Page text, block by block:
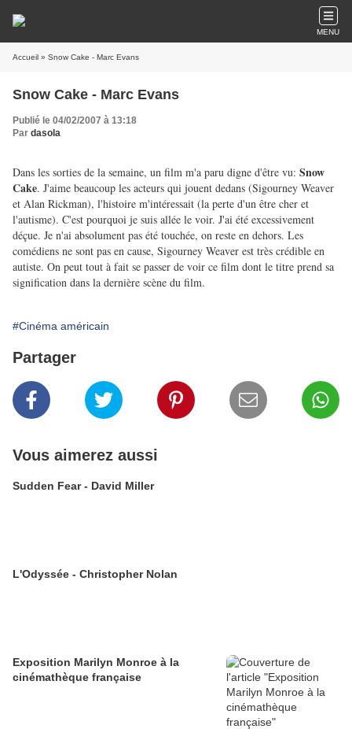
MENU
Accueil » Snow Cake - Marc Evans
Snow Cake - Marc Evans
Publié le 04/02/2007 à 13:18
Par dasola
Dans les sorties de la semaine, un film m'a paru digne d'être vu: Snow
Cake. J'aime beaucoup les acteurs qui jouent dedans (Sigourney Weaver
et Alan Rickman), l'histoire m'intéressait (la perte d'un être cher et
l'autisme). C'est pourquoi je suis allée le voir. J'ai été excessivement
déçue. Je n'ai absolument pas été touchée, on reste en dehors. Les
comédiens ne sont pas en cause, Sigourney Weaver est très crédible en
autiste. On peut tout à fait se passer de voir ce film dont le titre prend sa
signification dans la dernière scène du film.
#Cinéma américain
Partager
Vous aimerez aussi
Sudden Fear - David Miller
L'Odyssée - Christopher Nolan
Exposition Marilyn Monroe à la
cinémathèque française